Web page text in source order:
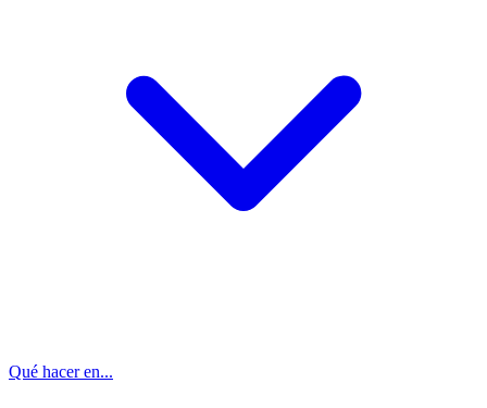
Qué hacer en...